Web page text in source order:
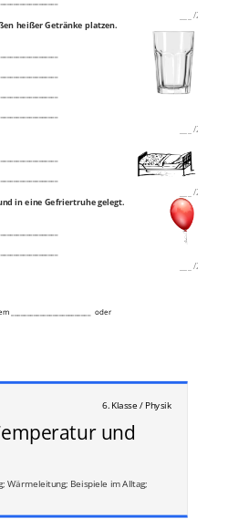
/2P
heißer Getränke platzen.
/2P
/2P
in eine Gefriertruhe gelegt.
/2P
oder
6. Klasse / Physik
und
Wärmeleitung; Beispiele im Alltag;